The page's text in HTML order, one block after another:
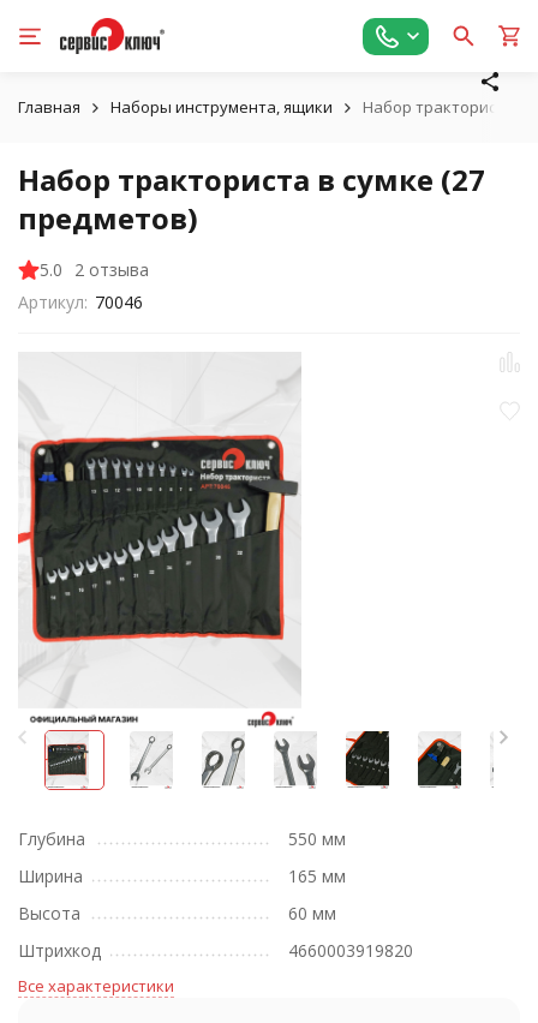
Главная Наборы инструмента, ящики Набор тракториста в
Набор тракториста в сумке (27
предметов)
5.0
2 отзыва
Артикул: 70046
Глубина
550 мм
Ширина
165 мм
Высота
60 мм
Штрихкод
4660003919820
Все характеристики